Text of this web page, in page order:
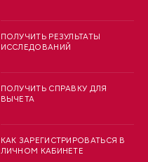
ПОЛУЧИТЬ РЕЗУЛЬТАТЫ
ИССЛЕДОВАНИЙ
ПОЛУЧИТЬ СПРАВКУ ДЛЯ
ВЫЧЕТА
КАК ЗАРЕГИСТРИРОВАТЬСЯ В
ЛИЧНОМ КАБИНЕТЕ